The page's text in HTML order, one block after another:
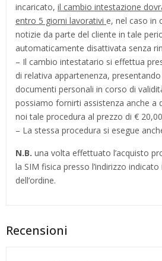
incaricato, il cambio intestazione
entro 5 giorni lavorativi e, nel caso in
notizie da parte del cliente in tale
automaticamente disattivata senza
– Il cambio intestatario si effettua
di relativa appartenenza,
documenti personali in corso di
possiamo fornirti assistenza anche a
noi tale procedura al prezzo di €
– La stessa procedura si esegue
N.B. una volta effettuato l’acquisto
la SIM fisica presso l’indirizzo
dell’ordine.
Recensioni